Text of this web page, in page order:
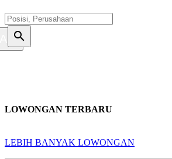
search
LOWONGAN TERBARU
LEBIH BANYAK LOWONGAN